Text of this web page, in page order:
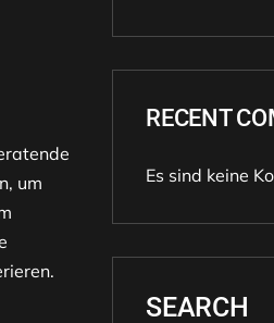
um
RECENT
Es sind keine
SEARCH